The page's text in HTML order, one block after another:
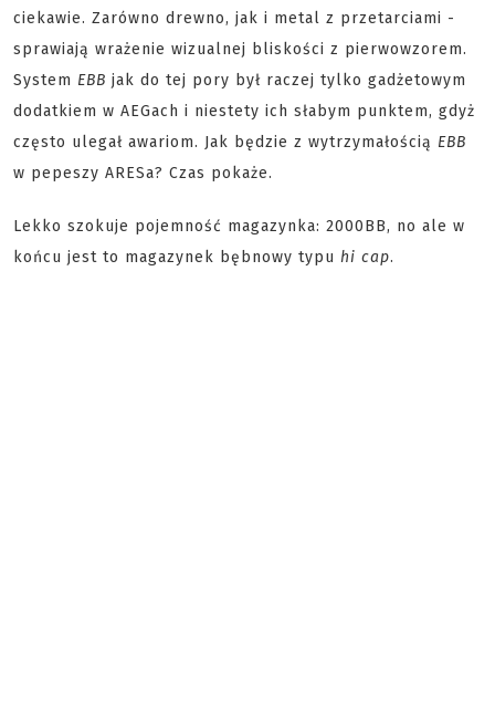
ciekawie. Zarówno drewno, jak i metal z przetarciami -
sprawiają wrażenie wizualnej bliskości z pierwowzorem.
System EBB jak do tej pory był raczej tylko gadżetowym
dodatkiem w AEGach i niestety ich słabym punktem, gdyż
często ulegał awariom. Jak będzie z wytrzymałością EBB
w pepeszy ARESa? Czas pokaże.
Lekko szokuje pojemność magazynka: 2000BB, no ale w
końcu jest to magazynek bębnowy typu hi cap.